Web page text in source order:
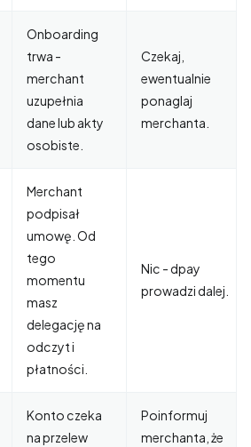
Onboarding
trwa -
merchant
uzupełnia
dane lub akty
osobiste.
Czekaj,
ewentualnie
ponaglaj
merchanta.
Merchant
podpisał
umowę. Od
tego
momentu
masz
delegację na
odczyt i
płatności.
Nic - dpay
prowadzi dalej.
Konto czeka
na przelew
Poinformuj
merchanta, że